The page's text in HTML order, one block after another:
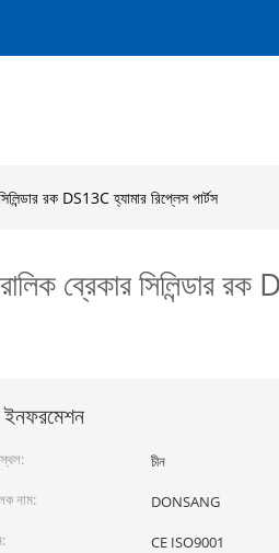
রক DS13C হ্যামার রিপ্লেস পার্টস
ব্রেকার সিলিন্ডার রক
ইনফরমেশন
চীন
নাম:
DONSANG
CE ISO9001